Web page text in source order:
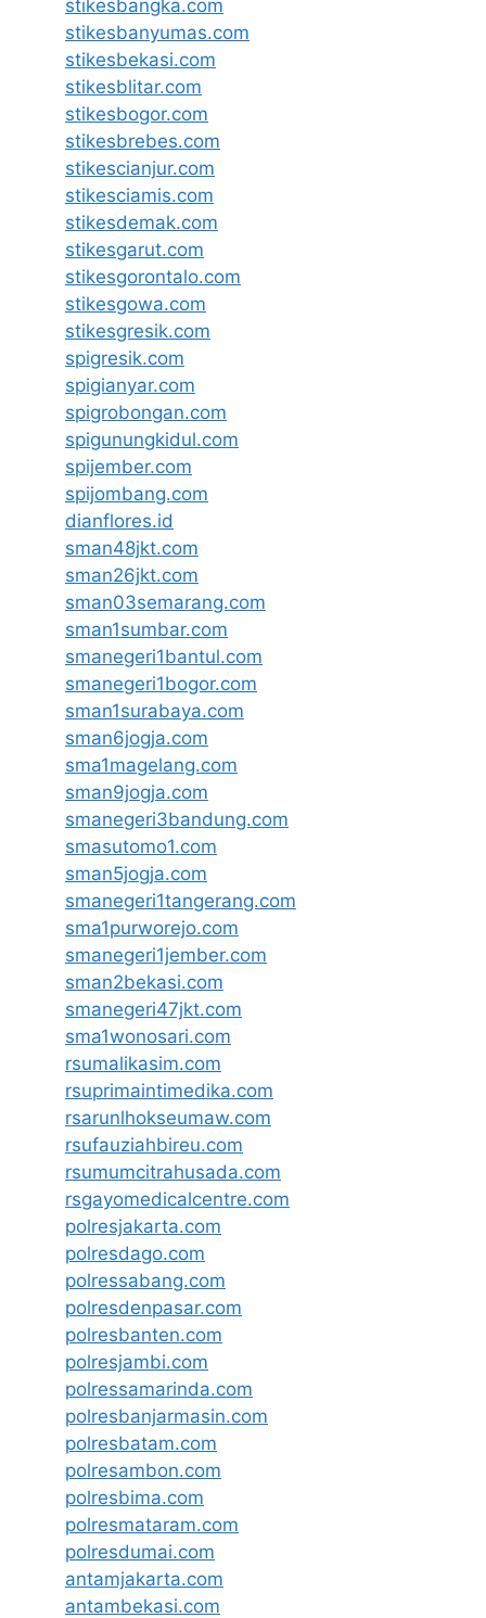
stikesbangka.com
stikesbanyumas.com
stikesbekasi.com
stikesblitar.com
stikesbogor.com
stikesbrebes.com
stikescianjur.com
stikesciamis.com
stikesdemak.com
stikesgarut.com
stikesgorontalo.com
stikesgowa.com
stikesgresik.com
spigresik.com
spigianyar.com
spigrobongan.com
spigunungkidul.com
spijember.com
spijombang.com
dianflores.id
sman48jkt.com
sman26jkt.com
sman03semarang.com
sman1sumbar.com
smanegeri1bantul.com
smanegeri1bogor.com
sman1surabaya.com
sman6jogja.com
sma1magelang.com
sman9jogja.com
smanegeri3bandung.com
smasutomo1.com
sman5jogja.com
smanegeri1tangerang.com
sma1purworejo.com
smanegeri1jember.com
sman2bekasi.com
smanegeri47jkt.com
sma1wonosari.com
rsumalikasim.com
rsuprimaintimedika.com
rsarunlhokseumaw.com
rsufauziahbireu.com
rsumumcitrahusada.com
rsgayomedicalcentre.com
polresjakarta.com
polresdago.com
polressabang.com
polresdenpasar.com
polresbanten.com
polresjambi.com
polressamarinda.com
polresbanjarmasin.com
polresbatam.com
polresambon.com
polresbima.com
polresmataram.com
polresdumai.com
antamjakarta.com
antambekasi.com